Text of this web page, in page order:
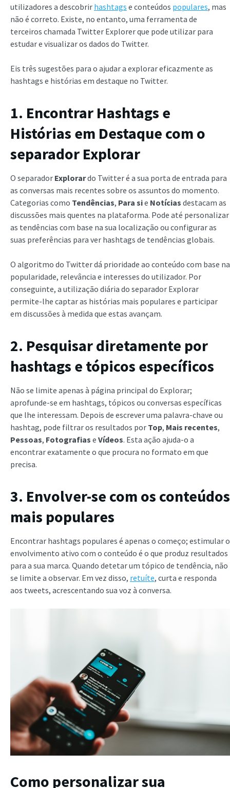
utilizadores a descobrir hashtags e conteúdos populares, mas
não é correto. Existe, no entanto, uma ferramenta de
terceiros chamada Twitter Explorer que pode utilizar para
estudar e visualizar os dados do Twitter.
Eis três sugestões para o ajudar a explorar eficazmente as
hashtags e histórias em destaque no Twitter.
1. Encontrar Hashtags e
Histórias em Destaque com o
separador Explorar
O separador Explorardo Twitter é a sua porta de entrada para
as conversas mais recentes sobre os assuntos do momento.
Categorias como Tendências, Para sie Notícias destacam as
discussões mais quentes na plataforma. Pode até personalizar
as tendências com base na sua localização ou configurar as
suas preferências para ver hashtags de tendências globais.
O algoritmo do Twitter dá prioridade ao conteúdo com base na
popularidade, relevância e interesses do utilizador. Por
conseguinte, a utilização diária do separador Explorar
permite-lhe captar as histórias mais populares e participar
em discussões à medida que estas avançam.
2. Pesquisar diretamente por
hashtags e tópicos específicos
Não se limite apenas à página principal do Explorar;
aprofunde-se em hashtags, tópicos ou conversas específicas
que lhe interessam. Depois de escrever uma palavra-chave ou
hashtag, pode filtrar os resultados por Top, Mais recentes,
Pessoas, Fotografias e Vídeos. Esta ação ajuda-o a
encontrar exatamente o que procura no formato em que
precisa.
3. Envolver-se com os conteúdos
mais populares
Encontrar hashtags populares é apenas o começo; estimular o
envolvimento ativo com o conteúdo é o que produz resultados
para a sua marca. Quando detetar um tópico de tendência, não
se limite a observar. Em vez disso, retuíte, curta e responda
aos tweets, acrescentando sua voz à conversa.
Como personalizar sua